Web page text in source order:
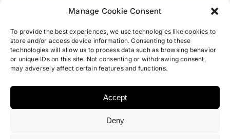
Manage Cookie Consent
To provide the best experiences, we use technologies like cookies to
store and/or access device information. Consenting to these
technologies will allow us to process data such as browsing behavior
or unique IDs on this site. Not consenting or withdrawing consent,
may adversely affect certain features and functions.
Accept
Deny